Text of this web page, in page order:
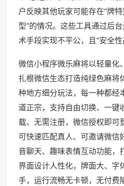
户反映其他玩家可能存在“牌
型”的情况。这些工具通过后
术手段实现不平公，且“安全性
微信小程序微乐麻将以轻量化
扎根微信生态打造纯绿色麻将
种地方细分玩法，每一种都经
道正宗，支持自由切换、一键
载、无需注册，微信授权即可
可快速匹配真人、可邀请微信
音聊天、趣味表情互动功能，
界面设计人性化，牌面大、字
手，运行流畅无卡顿，无付费